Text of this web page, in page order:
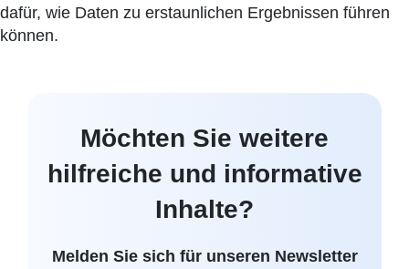
dafür, wie Daten zu erstaunlichen Ergebnissen führen
können.
Möchten Sie weitere
hilfreiche und informative
Inhalte?
Melden Sie sich für unseren Newsletter